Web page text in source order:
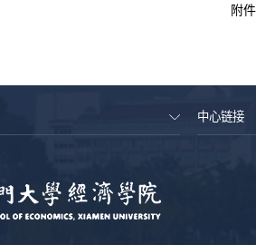
附
中心链接